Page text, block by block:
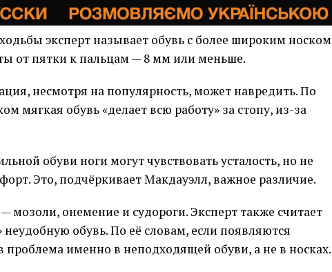
эксперт называет обувь с более широким носком
от пятки к пальцам — 8 мм или меньше.
несмотря на популярность, может навредить. По
мягкая обувь «делает всю работу» за стопу, из-за
обуви ноги могут чувствовать усталость, но не
Это, подчёркивает Макдауэлл, важное различие.
онемение и судороги. Эксперт также считает
обувь. По её словам, если появляются
проблема именно в неподходящей обуви, а не в носках.